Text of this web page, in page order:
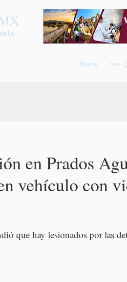
Home •en
en Prados
vehículo con
que hay lesionados por las